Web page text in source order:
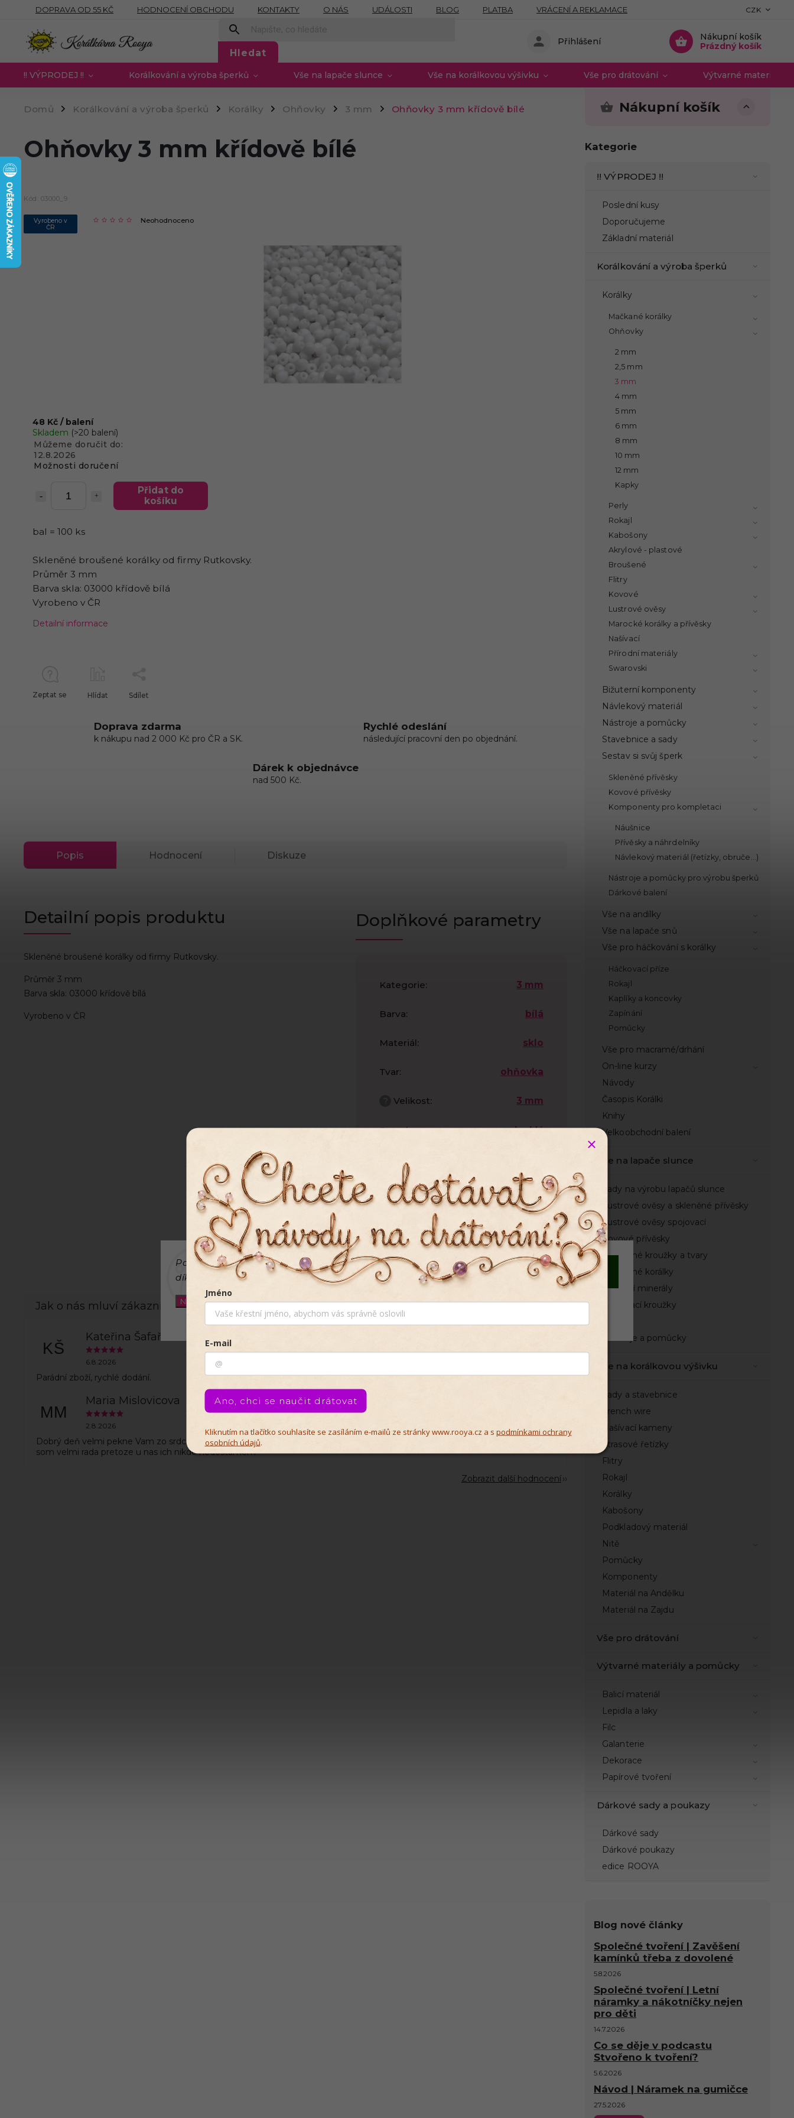
Používáme cookies, abychom Vám umožnili pohodlné prohlížení webu a
díky analýze provozu webu ho neustále zlepšovali.
Více infozde
Nastavení
Souhlasím
DOPRAVA OD 55 KČ HODNOCENÍ OBCHODU KONTAKTY O NÁS UDÁLOSTI BLOG PLATBA
VRÁCENÍ A REKLAMACE
PODMÍNKY OCHRANY OSOBNÍCH ÚDAJŮ
CZK
Hledat
Nákupní košík
Prázdný košík
Přihlášení
!! VÝPRODEJ !! Korálkování a výroba šperků Vše na lapače slunce Vše na korálkovou výšivku Vše pro drátování Výtvarné materiály a
Domů / Korálkování a výroba šperků / Korálky / Ohňovky / 3 mm / Ohňovky 3 mm křídově bílé Nákupní košík
Kategorie
!! VÝPRODEJ !!
Poslední kusy
Doporučujeme
Základní materiál
Korálkování a výroba šperků
Korálky
Mačkané korálky
Ohňovky
2 mm
2,5 mm
3 mm
4 mm
5 mm
6 mm
8 mm
10 mm
12 mm
Kapky
Perly
Rokajl
Kabošony
Akrylové - plastové
Broušené
Flitry
Kovové
Lustrové ověsy
Marocké korálky a přívěsky
Našívací
Přírodní materiály
Swarovski
Bižuterní komponenty
Návlekový materiál
Nástroje a pomůcky
Stavebnice a sady
Sestav si svůj šperk
Skleněné přívěsky
Kovové přívěsky
Komponenty pro kompletaci
Náušnice
Přívěsky a náhrdelníky
Návlekový materiál (řetízky, obruče...)
Nástroje a pomůcky pro výrobu šperků
Dárkové balení
Vše na andílky
Vše na lapače snů
Vše pro háčkování s korálky
Háčkovací příze
Rokajl
Kaplíky a koncovky
Zapínání
Pomůcky
Vše pro macramé/drhání
On-line kurzy
Návody
Časopis Korálki
Knihy
Velkoobchodní balení
Vše na lapače slunce
Sady na výrobu lapačů slunce
Lustrové ověsy a skleněné přívěsky
Lustrové ověsy spojovací
Kovové přívěsky
Nedělené kroužky a tvary
Broušené korálky
Přírodní minerály
Spojovací kroužky
Nástroje a pomůcky
Vše na korálkovou výšivku
Sady a stavebnice
French wire
Našívací kameny
Štrasové řetízky
Flitry
Rokajl
Korálky
Kabošony
Podkladový materiál
Nitě
Pomůcky
Komponenty
Materiál na Andělku
Materiál na Zajdu
Vše pro drátování
Výtvarné materiály a pomůcky
Balicí materiál
Lepidla a laky
Filc
Galanterie
Dekorace
Papírové tvoření
Dárkové sady a poukazy
Dárkové sady
Dárkové poukazy
edice ROOYA
Blog nové články
Společné tvoření | Zavěšení
kamínků třeba z dovolené
5.8.2026
Společné tvoření | Letní
náramky a nákotníčky nejen
pro děti
14.7.2026
Co se děje v podcastu
Stvořeno k tvoření?
5.6.2026
Návod | Náramek na gumičce
27.5.2026
Ohňovky 3 mm křídově bílé
Kód: 03000_9
Vyrobeno v
ČR
Neohodnoceno
48 Kč / balení
Skladem (>20 balení)
Můžeme doručit do:
12.8.2026
Možnosti doručení
Přidat do
košíku
bal = 100 ks
Skleněné broušené korálky od firmy Rutkovsky.
Průměr 3 mm
Barva skla: 03000 křídově bílá
Vyrobeno v ČR
Detailní informace
Zeptat se Hlídat Sdílet
Doprava zdarma
k nákupu nad 2 000 Kč pro ČR a SK.
Rychlé odeslání
následující pracovní den po objednání.
Dárek k objednávce
nad 500 Kč.
Popis Hodnocení Diskuze
Detailní popis produktu
Skleněné broušené korálky od firmy Rutkovsky.
Průměr 3 mm
Barva skla: 03000 křídově bílá
Vyrobeno v ČR
Doplňkové parametry
Kategorie: 3 mm
Barva: bílá
Materiál: sklo
Tvar: ohňovka
Velikost: 3 mm
Povrch: lesklý
průtahů
? Průměr
0,7 mm
Výrobce Rutkovsky
KŠ
Kateřina Šafaříková
6.8.2026
Parádní zboží, rychlé dodání.
VS
MM
Maria Mislovicova
2.8.2026
Dobrý deň velmi pekne Vam zo srdca dakujem za hacky
som velmi rada pretoze u nas ich nikde nedostamem
EJ
Eva Jehličková
Zobrazit další hodnocení
Jméno
E-mail
Ano, chci se naučit drátovat
Kliknutím na tlačítko souhlasíte se zasíláním e-mailů ze stránky www.rooya.cz a s podmínkami ochrany
osobních údajů.